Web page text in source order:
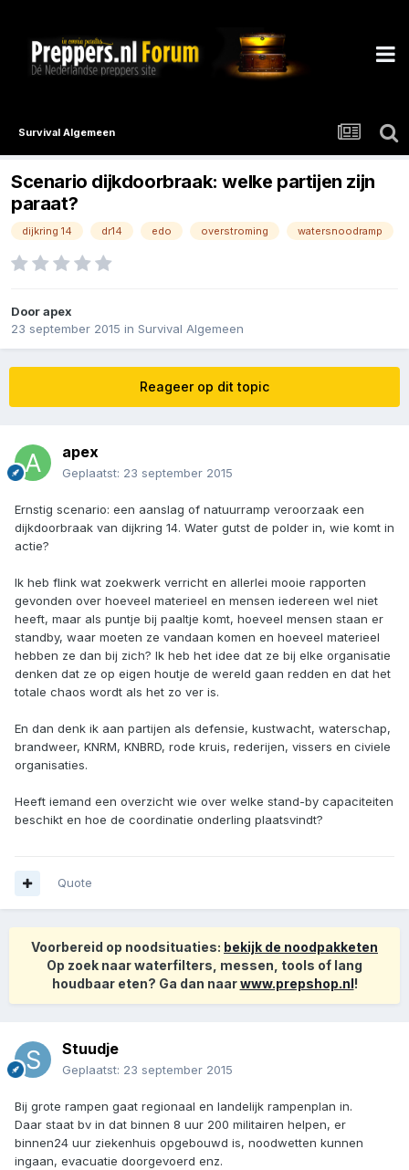
Survival Algemeen
Scenario dijkdoorbraak: welke partijen zijn
paraat?
dijkring 14 dr14 edo overstroming watersnoodramp
Doorapex
23 september 2015 in Survival Algemeen
Reageer op dit topic
apex
Geplaatst: 23 september 2015
Ernstig scenario: een aanslag of natuurramp veroorzaak een
dijkdoorbraak van dijkring 14. Water gutst de polder in, wie komt in
actie?
Ik heb flink wat zoekwerk verricht en allerlei mooie rapporten
gevonden over hoeveel materieel en mensen iedereen wel niet
heeft, maar als puntje bij paaltje komt, hoeveel mensen staan er
standby, waar moeten ze vandaan komen en hoeveel materieel
hebben ze dan bij zich? Ik heb het idee dat ze bij elke organisatie
denken dat ze op eigen houtje de wereld gaan redden en dat het
totale chaos wordt als het zo ver is.
En dan denk ik aan partijen als defensie, kustwacht, waterschap,
brandweer, KNRM, KNBRD, rode kruis, rederijen, vissers en civiele
organisaties.
Heeft iemand een overzicht wie over welke stand-by capaciteiten
beschikt en hoe de coordinatie onderling plaatsvindt?
Quote
Voorbereid op noodsituaties: bekijk de noodpakketen
Op zoek naar waterfilters, messen, tools of lang
houdbaar eten? Ga dan naarwww.prepshop.nl!
Stuudje
Geplaatst: 23 september 2015
Bij grote rampen gaat regionaal en landelijk rampenplan in.
Daar staat bv in dat binnen 8 uur 200 militairen helpen, er
binnen24 uur ziekenhuis opgebouwd is, noodwetten kunnen
ingaan, evacuatie doorgevoerd enz.